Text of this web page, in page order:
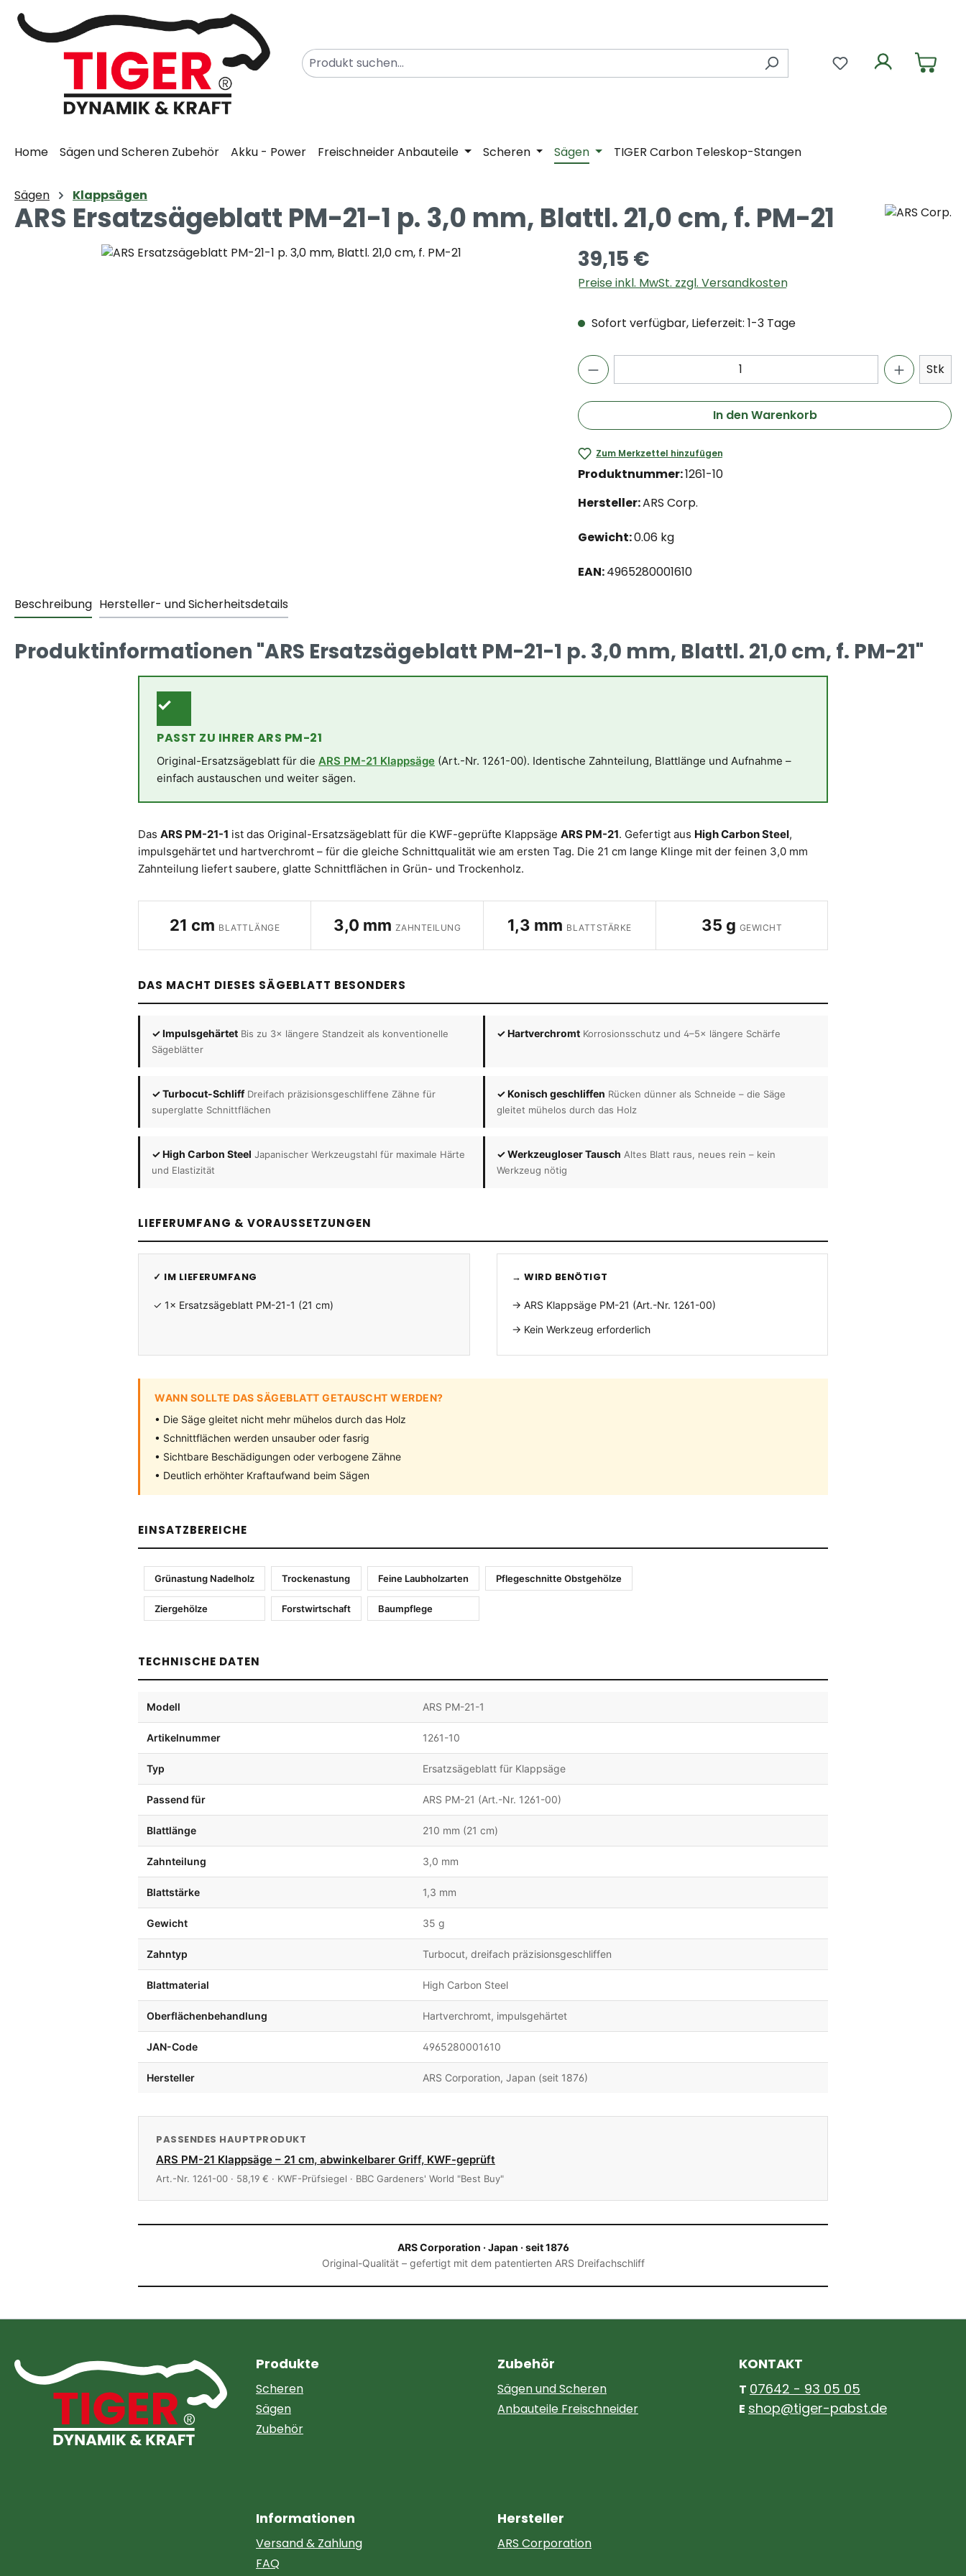
Hauptinhalt springen
Zur Suche springen
Zur Hauptnavigation springen
Du hast 0
Home Sägen und Scheren Zubehör Akku - Power Freischneider Anbauteile Scheren Sägen TIGER Carbon Teleskop-Stangen
Sägen Klappsägen
ARS Ersatzsägeblatt PM-21-1 p. 3,0 mm, Blattl. 21,0 cm, f. PM-21
Bildergalerie überspringen 39,15 €
Preise inkl. MwSt. zzgl. Versandkosten
Sofort verfügbar, Lieferzeit: 1-3 Tage
Stk
In den Warenkorb
Zum Merkzettel hinzufügen
Produktnummer:1261-10
Hersteller:ARS Corp.
Gewicht:0.06 kg
EAN:4965280001610
Beschreibung Hersteller- und Sicherheitsdetails
Produktinformationen "ARS Ersatzsägeblatt PM-21-1 p. 3,0 mm, Blattl. 21,0 cm, f. PM-21"
✓
PASST ZU IHRER ARS PM-21
Original-Ersatzsägeblatt für die ARS PM-21 Klappsäge (Art.-Nr. 1261-00). Identische Zahnteilung, Blattlänge und Aufnahme –
einfach austauschen und weiter sägen.
Das ARS PM-21-1 ist das Original-Ersatzsägeblatt für die KWF-geprüfte Klappsäge ARS PM-21. Gefertigt aus High Carbon Steel,
impulsgehärtet und hartverchromt – für die gleiche Schnittqualität wie am ersten Tag. Die 21 cm lange Klinge mit der feinen 3,0 mm
Zahnteilung liefert saubere, glatte Schnittflächen in Grün- und Trockenholz.
21 cm BLATTLÄNGE 3,0 mm ZAHNTEILUNG 1,3 mm BLATTSTÄRKE 35 g GEWICHT
DAS MACHT DIESES SÄGEBLATT BESONDERS
✓ Impulsgehärtet Bis zu 3× längere Standzeit als konventionelle
Sägeblätter
✓ Hartverchromt Korrosionsschutz und 4–5× längere Schärfe
✓ Turbocut-Schliff Dreifach präzisionsgeschliffene Zähne für
superglatte Schnittflächen
✓ Konisch geschliffen Rücken dünner als Schneide – die Säge
gleitet mühelos durch das Holz
✓ High Carbon Steel Japanischer Werkzeugstahl für maximale Härte
und Elastizität
✓ Werkzeugloser Tausch Altes Blatt raus, neues rein – kein
Werkzeug nötig
LIEFERUMFANG & VORAUSSETZUNGEN
✓ IM LIEFERUMFANG
✓ 1× Ersatzsägeblatt PM-21-1 (21 cm)
→ WIRD BENÖTIGT
→ ARS Klappsäge PM-21 (Art.-Nr. 1261-00)
→ Kein Werkzeug erforderlich
WANN SOLLTE DAS SÄGEBLATT GETAUSCHT WERDEN?
• Die Säge gleitet nicht mehr mühelos durch das Holz
• Schnittflächen werden unsauber oder fasrig
• Sichtbare Beschädigungen oder verbogene Zähne
• Deutlich erhöhter Kraftaufwand beim Sägen
EINSATZBEREICHE
Grünastung Nadelholz Trockenastung Feine Laubholzarten Pflegeschnitte Obstgehölze
Ziergehölze Forstwirtschaft Baumpflege
TECHNISCHE DATEN
Modell ARS PM-21-1
Artikelnummer 1261-10
Typ Ersatzsägeblatt für Klappsäge
Passend für ARS PM-21 (Art.-Nr. 1261-00)
Blattlänge 210 mm (21 cm)
Zahnteilung 3,0 mm
Blattstärke 1,3 mm
Gewicht 35 g
Zahntyp Turbocut, dreifach präzisionsgeschliffen
Blattmaterial High Carbon Steel
Oberflächenbehandlung Hartverchromt, impulsgehärtet
JAN-Code 4965280001610
Hersteller ARS Corporation, Japan (seit 1876)
PASSENDES HAUPTPRODUKT
ARS PM-21 Klappsäge – 21 cm, abwinkelbarer Griff, KWF-geprüft
Art.-Nr. 1261-00 · 58,19 € · KWF-Prüfsiegel · BBC Gardeners' World "Best Buy"
ARS Corporation · Japan · seit 1876
Original-Qualität – gefertigt mit dem patentierten ARS Dreifachschliff
Produkte
Scheren
Sägen
Zubehör
Zubehör
Sägen und Scheren
Anbauteile Freischneider
KONTAKT
T 07642 - 93 05 05
E shop@tiger-pabst.de
Informationen
Versand & Zahlung
FAQ
Hersteller
ARS Corporation